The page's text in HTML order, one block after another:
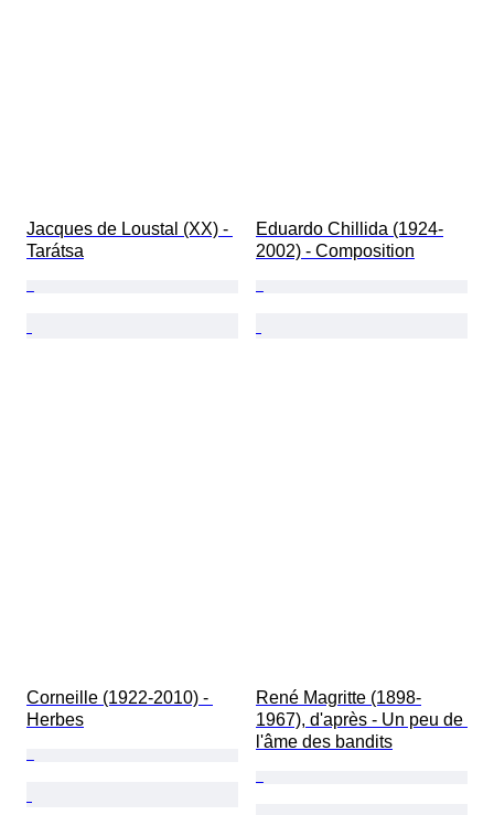
Jacques de Loustal (XX) -
Tarátsa
Eduardo Chillida (1924-
2002) - Composition
Corneille (1922-2010) -
Herbes
René Magritte (1898-
1967), d'après - Un peu de
l'âme des bandits